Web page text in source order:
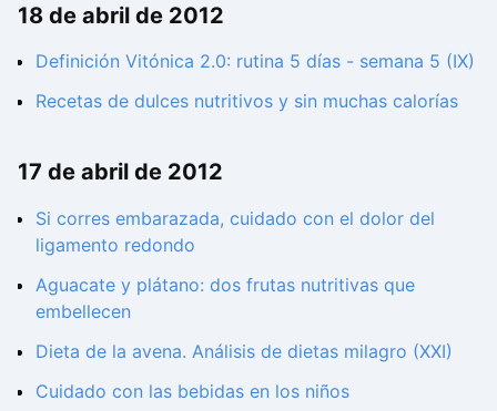
18 de abril de 2012
Definición Vitónica 2.0: rutina 5 días - semana 5 (IX)
Recetas de dulces nutritivos y sin muchas calorías
17 de abril de 2012
Si corres embarazada, cuidado con el dolor del
ligamento redondo
Aguacate y plátano: dos frutas nutritivas que
embellecen
Dieta de la avena. Análisis de dietas milagro (XXI)
Cuidado con las bebidas en los niños